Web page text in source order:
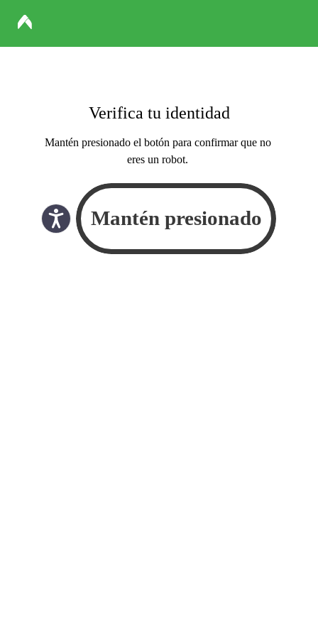
Verifica tu identidad
Mantén presionado el botón para confirmar que no
eres un robot.